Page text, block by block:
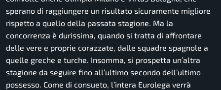
sperano di raggiungere un risultato sicuramente migliore
rispetto a quello della passata stagione. Ma la
concorrenza è durissima, quando si tratta di affrontare
delle vere e proprie corazzate, dalle squadre spagnole a
quelle greche e turche. Insomma, si prospetta un’altra
stagione da seguire fino all’ultimo secondo dell’ultimo
possesso. Come di consueto, l’intera Eurolega verrà